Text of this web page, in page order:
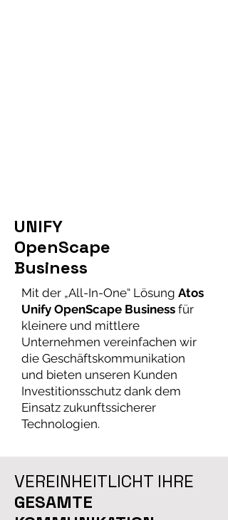
UNIFY
OpenScape
Business
Mit der „All-In-One“ Lösung Atos
Unify OpenScape Business für
kleinere und mittlere
Unternehmen vereinfachen wir
die Geschäftskommunikation
und bieten unseren Kunden
Investitionsschutz dank dem
Einsatz zukunftssicherer
Technologien.
VEREINHEITLICHT IHRE
GESAMTE